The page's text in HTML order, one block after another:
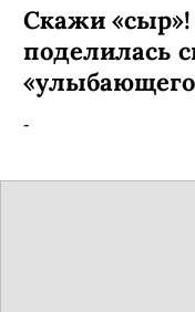
Скажи «сыр»!
поделилась
-